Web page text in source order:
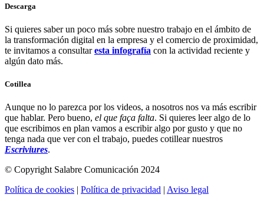
Descarga
Si quieres saber un poco más sobre nuestro trabajo en el ámbito de
la transformación digital en la empresa y el comercio de proximidad,
te invitamos a consultaresta infografía con la actividad reciente y
algún dato más.
Cotillea
Aunque no lo parezca por los videos, a nosotros nos va más escribir
que hablar. Pero bueno, el que faça falta. Si quieres leer algo de lo
que escribimos en plan vamos a escribir algo por gusto y que no
tenga nada que ver con el trabajo, puedes cotillear nuestros
Escriviures.
© Copyright Salabre Comunicación 2024
Política de cookies | Política de privacidad | Aviso legal